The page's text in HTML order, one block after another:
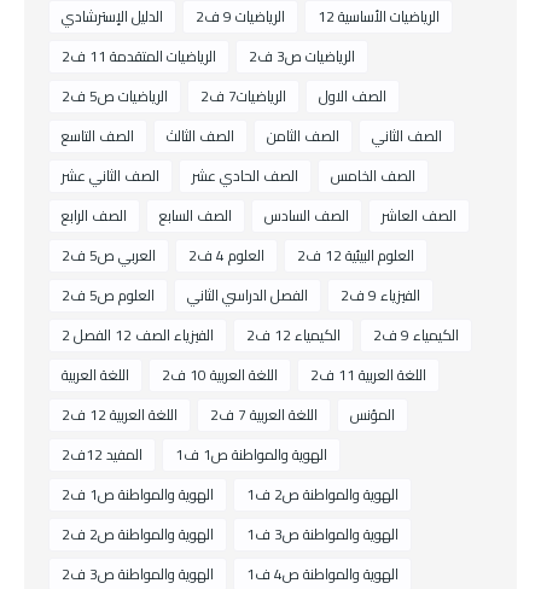
الدليل الإسترشادي
الرياضيات 9 ف2
الرياضيات الأساسية 12
الرياضيات المتقدمة 11 ف2
الرياضيات ص3 ف2
الرياضيات ص5 ف2
الرياضيات7 ف2
الصف الاول
الصف التاسع
الصف الثالث الصف الثامن
الصف الثاني
الصف الثاني عشر
الصف الحادي عشر
الصف الخامس
الصف الرابع
الصف السابع الصف السادس
الصف العاشر
العربي ص5 ف2
العلوم 4 ف2
العلوم البيئية 12 ف2
العلوم ص5 ف2
الفصل الدراسي الثاني
الفيزياء 9 ف2
الفيزياء الصف 12 الفصل 2
الكيمياء 12 ف2
الكيمياء 9 ف2
اللغة العربية
اللغة العربية 10 ف2
اللغة العربية 11 ف2
اللغة العربية 12 ف2
اللغة العربية 7 ف2
المؤنس
المفيد 12ف2
الهوية والمواطنة ص1 ف1
الهوية والمواطنة ص1 ف2
الهوية والمواطنة ص2 ف1
الهوية والمواطنة ص2 ف2
الهوية والمواطنة ص3 ف1
الهوية والمواطنة ص3 ف2
الهوية والمواطنة ص4 ف1